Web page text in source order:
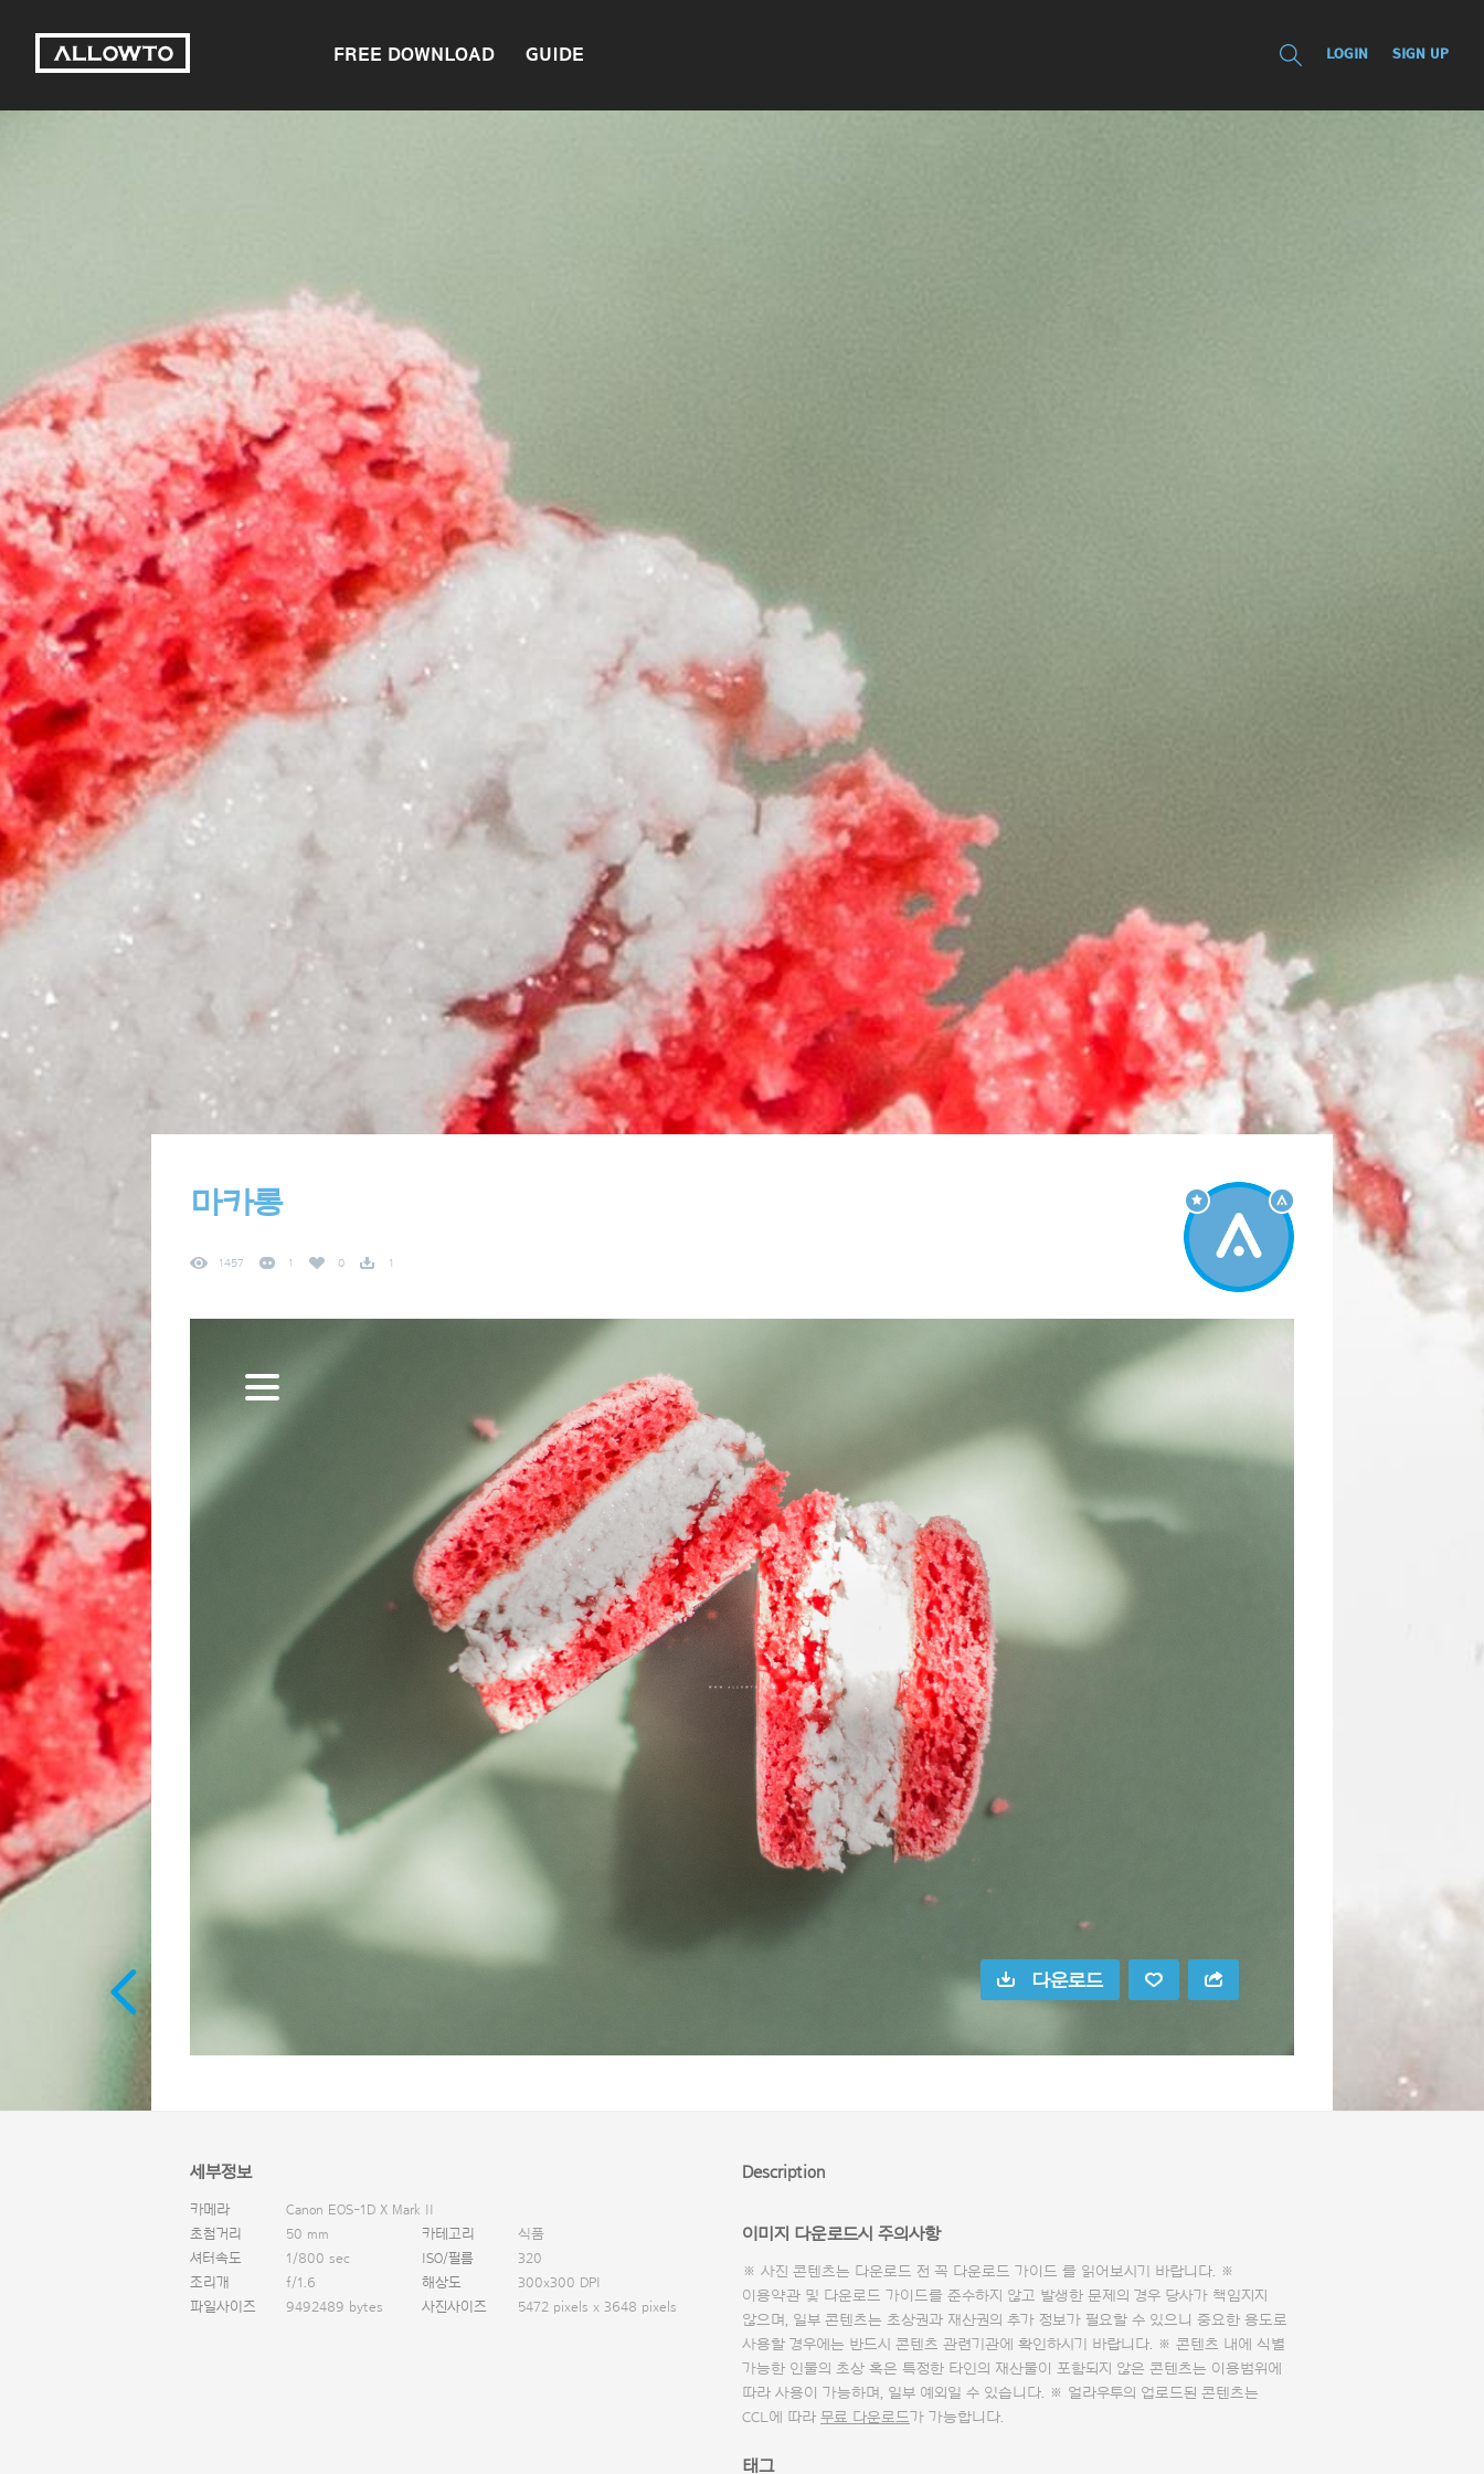
FREE DOWNLOAD GUIDE LOGIN SIGN UP
마카롱
1457 1 0 1
다운로드
세부정보
카메라
Canon EOS-1D X Mark II
초첨거리
50 mm 카테고리
식품
셔터속도
1/800 sec ISO/필름
320
조리개
f/1.6 해상도
300x300 DPI
파일사이즈
9492489 bytes 사진사이즈 5472 pixels x 3648 pixels
Description
이미지 다운로드시 주의사항
※ 사진 콘텐츠는 다운로드 전 꼭 다운로드 가이드 를 읽어보시기 바랍니다. ※
이용약관 및 다운로드 가이드를 준수하지 않고 발생한 문제의 경우 당사가 책임지지
않으며, 일부 콘텐츠는 초상권과 재산권의 추가 정보가 필요할 수 있으니 중요한 용도로
사용할 경우에는 반드시 콘텐츠 관련기관에 확인하시기 바랍니다. ※ 콘텐츠 내에 식별
가능한 인물의 초상 혹은 특정한 타인의 재산물이 포함되지 않은 콘텐츠는 이용범위에
따라 사용이 가능하며, 일부 예외일 수 있습니다. ※ 얼라우투의 업로드된 콘텐츠는
CCL에 따라 무료 다운로드가 가능합니다.
태그